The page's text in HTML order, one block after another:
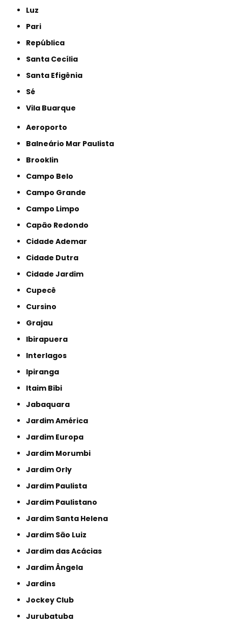
Luz
Pari
República
Santa Cecília
Santa Efigênia
Sé
Vila Buarque
Aeroporto
Balneário Mar Paulista
Brooklin
Campo Belo
Campo Grande
Campo Limpo
Capão Redondo
Cidade Ademar
Cidade Dutra
Cidade Jardim
Cupecê
Cursino
Grajau
Ibirapuera
Interlagos
Ipiranga
Itaim Bibi
Jabaquara
Jardim América
Jardim Europa
Jardim Morumbi
Jardim Orly
Jardim Paulista
Jardim Paulistano
Jardim Santa Helena
Jardim São Luiz
Jardim das Acácias
Jardim Ângela
Jardins
Jockey Club
Jurubatuba